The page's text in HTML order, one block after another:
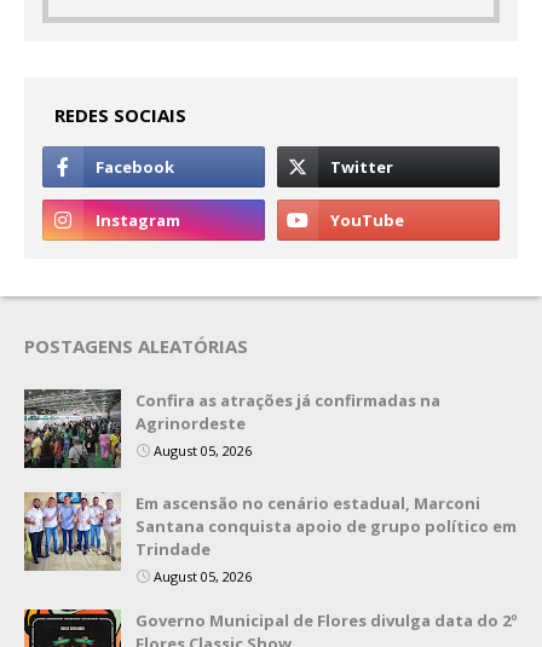
REDES SOCIAIS
POSTAGENS ALEATÓRIAS
Confira as atrações já confirmadas na
Agrinordeste
August 05, 2026
Em ascensão no cenário estadual, Marconi
Santana conquista apoio de grupo político em
Trindade
August 05, 2026
Governo Municipal de Flores divulga data do 2º